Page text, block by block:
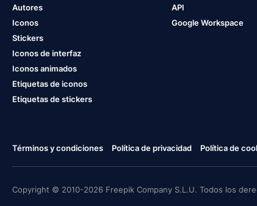
Autores
Iconos
Stickers
Iconos de interfaz
Iconos animados
Etiquetas de iconos
Etiquetas de stickers
API
Google Workspace
Términos y condiciones Política de privacidad Política de
Copyright © 2010-2026 Freepik Company S.L.U. Todos los